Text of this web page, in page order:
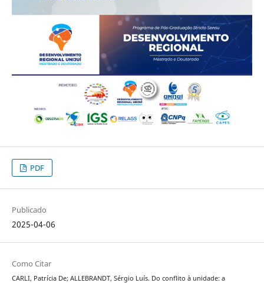
PDF
Publicado
2025-04-06
Como Citar
CARLI, Patrícia De; ALLEBRANDT, Sérgio Luís. Do conflito à unidade: a